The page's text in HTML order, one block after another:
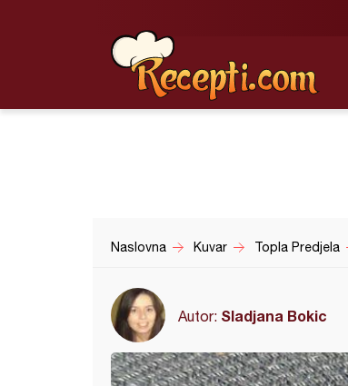
Naslovna Kuvar Topla Predjela
Autor: Sladjana Bokic